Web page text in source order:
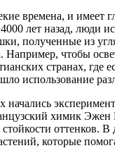
времена, и
лет назад, люди
полученные из
чтобы
странах, где
использование
химик
оттенков.
которые